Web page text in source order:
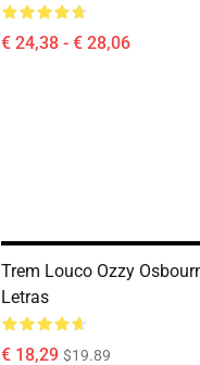
€ 24,38 - € 28,06
Trem Louco Ozzy
Letras
€ 18,29 $19.89